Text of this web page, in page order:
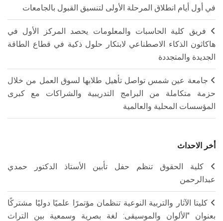
في أول أيام انطلاق المرحلة الأولى لتنسيق القبول بالجامعات
فريق كلية الحاسبات والمعلومات يحصد المركز الأول في
هاكاثون الذكاء الاصطناعي لابتكار حلول ذكية في قطاع الطاقة
الجديدة والمتجددة
جامعة عين شمس تواصل تأهيل طلابها لسوق العمل من خلال
حزمة متكاملة من البرامج التدريبية والشراكات مع كبرى
المؤسسات المحلية والعالمية
أخر الاحداث
كلية الحقوق تنظم حفل تأبين الأستاذ الدكتور حمدي
عبدالرحمن
كليتا الآثار والتربية النوعية تنظمان مؤتمرًا علميًا دوليًا مشتركًا
بعنوان "الألوان والموسيقى: لغة بصرية وسمعية بين التراث